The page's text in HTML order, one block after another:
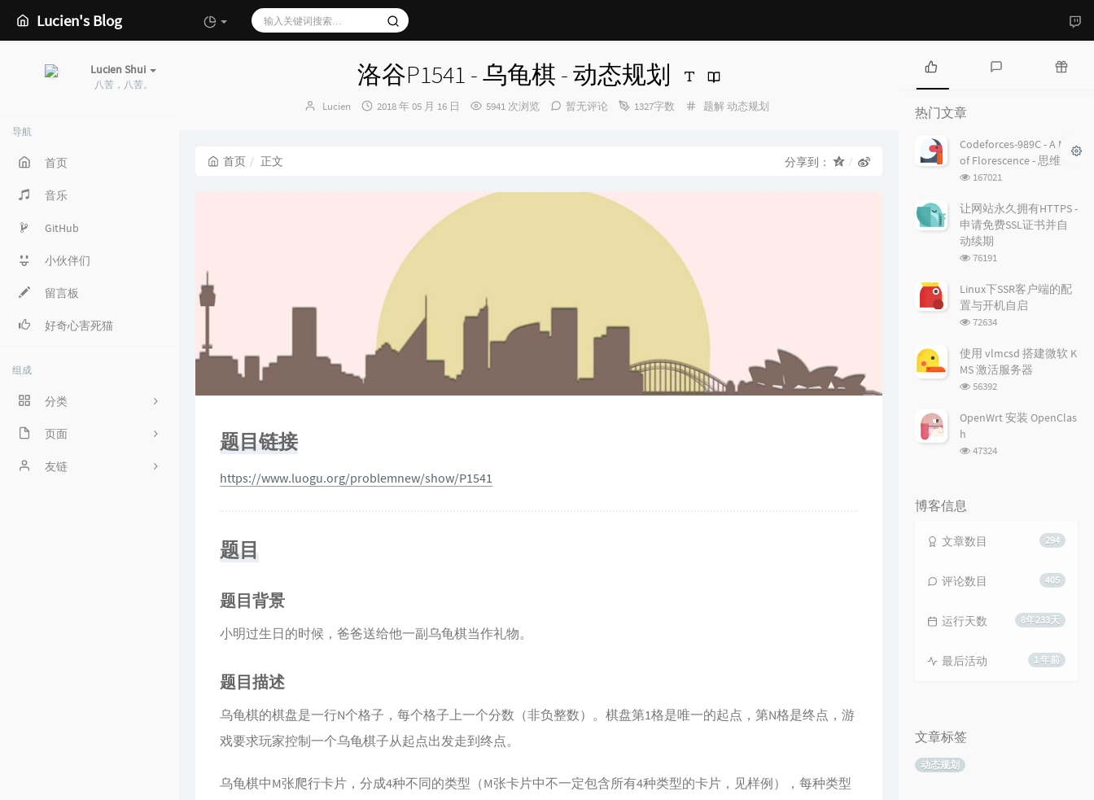
Lucien's Blog
Lucien Shui
八苦，八苦。
导航
首页
音乐
GitHub
小伙伴们
留言板
好奇心害死猫
组成
分类
程序人生
ACM
页面
好奇心害死猫
友链
洛谷P1541 - 乌龟棋 - 动态规划
博
Lucien
发
2018 年 05 月 16 日 5941 次浏览 暂无评论 1327字数
分
题解 动态规划
首页 正文 分享到：
题目链接
https://www.luogu.org/problemnew/show/P1541
题目
题目背景
小明过生日的时候，爸爸送给他一副乌龟棋当作礼物。
题目描述
乌龟棋的棋盘是一行N个格子，每个格子上一个分数（非负整数）。棋盘第1格是唯一的起点，第N格是终点，游
戏要求玩家控制一个乌龟棋子从起点出发走到终点。
乌龟棋中M张爬行卡片，分成4种不同的类型（M张卡片中不一定包含所有4种类型的卡片，见样例），每种类型
热
门
文
章
热门文章
Codeforces-989C - A Mist
of Florescence - 思维
浏
次
数:
167021
让网站永久拥有HTTPS -
申请免费SSL证书并自
动续期
浏
次
数:
76191
Linux下SSR客户端的配
置与开机自启
浏
次
数:
72634
使用 vlmcsd 搭建微软 K
MS 激活服务器
浏
次
56392
OpenWrt 安装 OpenClas
h
浏
47324
博客信息
294
文章数目
405
评论数目
8年233天
运行天数
1 年前
最后活动
文章标签
动态规划